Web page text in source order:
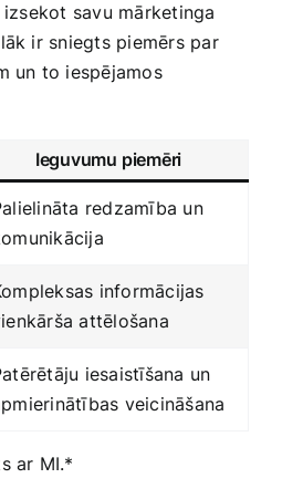
⁢savu mārketinga
ir sniegts piemērs ​par
un to iespējamos‍
Ieguvumu piemēri
redzamība un
informācijas
attēlošana
iesaistīšana un
veicināšana
ar MI.*